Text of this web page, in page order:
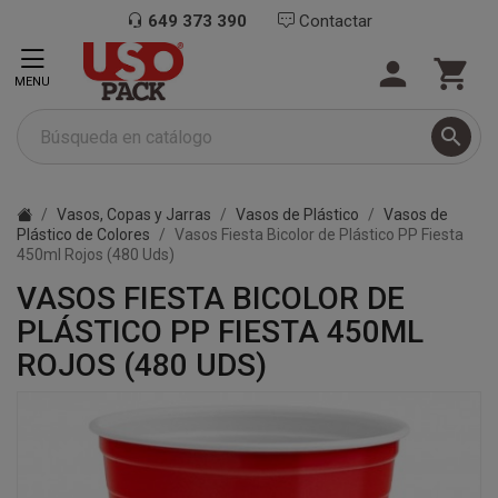
649 373 390 Contactar

 
MENU
Vasos, Copas y Jarras Vasos de Plástico
Vasos de
Plástico de Colores
Vasos Fiesta Bicolor de Plástico PP Fiesta
450ml Rojos (480 Uds)
VASOS FIESTA BICOLOR DE
PLÁSTICO PP FIESTA 450ML
ROJOS (480 UDS)